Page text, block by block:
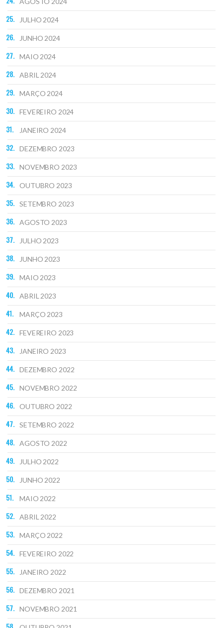
JULHO 2024
JUNHO 2024
MAIO 2024
ABRIL 2024
MARÇO 2024
FEVEREIRO 2024
JANEIRO 2024
DEZEMBRO 2023
NOVEMBRO 2023
OUTUBRO 2023
SETEMBRO 2023
AGOSTO 2023
JULHO 2023
JUNHO 2023
MAIO 2023
ABRIL 2023
MARÇO 2023
FEVEREIRO 2023
JANEIRO 2023
DEZEMBRO 2022
NOVEMBRO 2022
OUTUBRO 2022
SETEMBRO 2022
AGOSTO 2022
JULHO 2022
JUNHO 2022
MAIO 2022
ABRIL 2022
MARÇO 2022
FEVEREIRO 2022
JANEIRO 2022
DEZEMBRO 2021
NOVEMBRO 2021